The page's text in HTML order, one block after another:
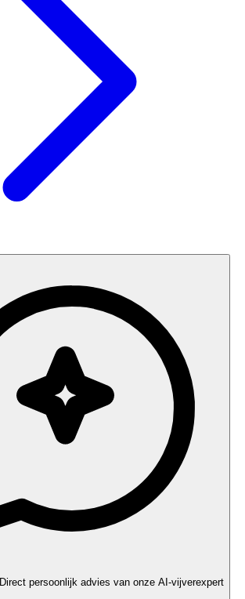
Direct persoonlijk advies van onze AI-vijverexpert